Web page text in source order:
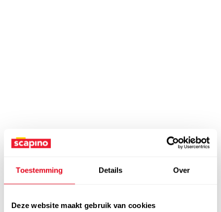
Toestemming Details Over
Deze website maakt gebruik van cookies